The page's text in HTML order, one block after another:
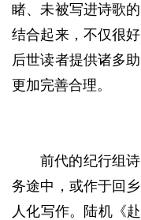
睹、未被写进诗歌
结合起来，不仅很
后世读者提供诸多
更加完善合理。
前代的纪行组
务途中，或作于回
人化写作。陆机《